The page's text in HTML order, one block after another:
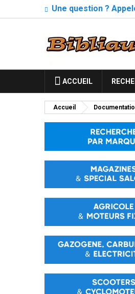
Une question ?
ACCUEIL
Accueil